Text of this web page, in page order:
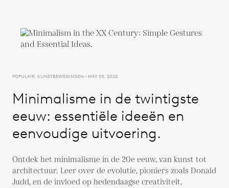
POPULAIR, KUNSTBEWEGINGEN - MAY 05, 2022
Minimalisme in de twintigste
eeuw: essentiële ideeën en
eenvoudige uitvoering.
Ontdek het minimalisme in de 20e eeuw, van kunst tot
architectuur. Leer over de evolutie, pioniers zoals Donald
Judd, en de invloed op hedendaagse creativiteit.